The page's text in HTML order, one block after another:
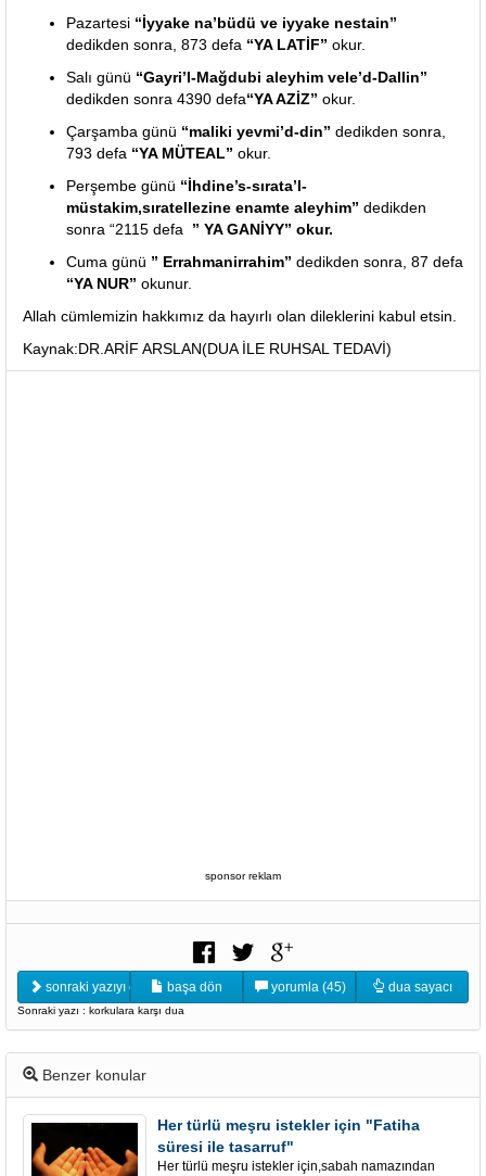
Pazartesi “İyyake na’büdü ve iyyake nestain”
dedikden sonra, 873 defa “YA LATİF” okur.
Salı günü “Gayri’l-Mağdubi aleyhim vele’d-Dallin”
dedikden sonra 4390 defa“YA AZİZ” okur.
Çarşamba günü “maliki yevmi’d-din” dedikden sonra,
793 defa “YA MÜTEAL” okur.
Perşembe günü “İhdine’s-sırata’l-
müstakim,sıratellezine enamte aleyhim” dedikden
sonra “2115 defa
” YA GANİYY” okur.
Cuma günü ” Errahmanirrahim” dedikden sonra, 87 defa
“YA NUR” okunur.
Allah cümlemizin hakkımız da hayırlı olan dileklerini kabul etsin.
Kaynak:DR.ARİF ARSLAN(DUA İLE RUHSAL TEDAVİ)
sponsor reklam
sonraki yazıyı oku başa dön yorumla (45) dua sayacı
Sonraki yazı : korkulara karşı dua
Benzer konular
Her türlü meşru istekler için "Fatiha
süresi ile tasarruf"
Her türlü meşru istekler için,sabah namazından